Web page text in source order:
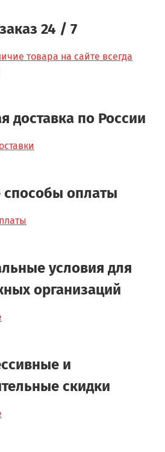
24 / 7
товара на сайте всегда
доставка по России
оплаты
условия для
организаций
и
скидки